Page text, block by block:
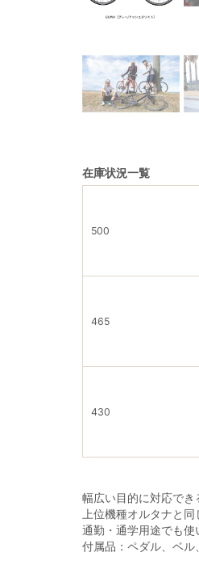
在庫状況一覧
500
465
430
幅広い目的に対応で
上位機種オルタナと
通勤・通学用途でも
付属品：ペダル、ベ